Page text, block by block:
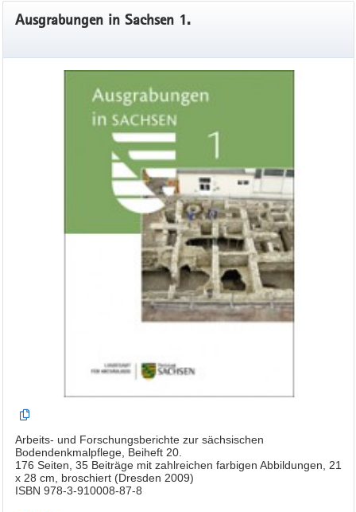
Ausgrabungen in Sachsen 1.
Arbeits- und Forschungsberichte zur sächsischen
Bodendenkmalpflege, Beiheft 20.
176 Seiten, 35 Beiträge mit zahlreichen farbigen Abbildungen, 21
x 28 cm, broschiert (Dresden 2009)
ISBN 978-3-910008-87-8